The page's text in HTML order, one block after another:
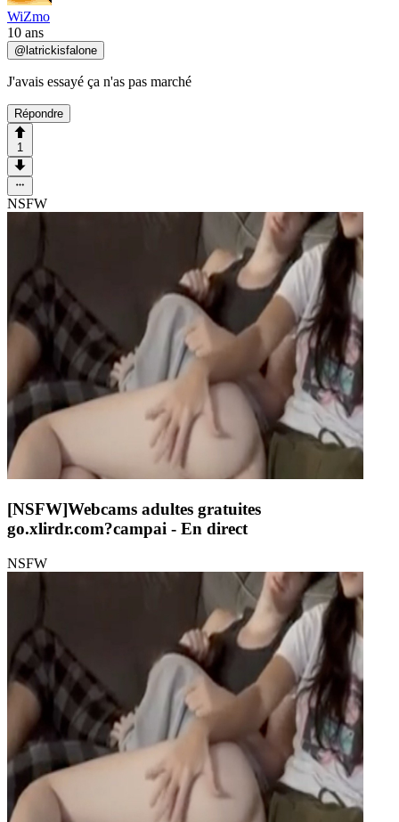
WiZmo
10 ans
@ latrickisfalone
J'avais essayé ça n'as pas marché
Répondre
1
NSFW
[NSFW]Webcams adultes gratuites
go.xlirdr.com?campai - En direct
NSFW